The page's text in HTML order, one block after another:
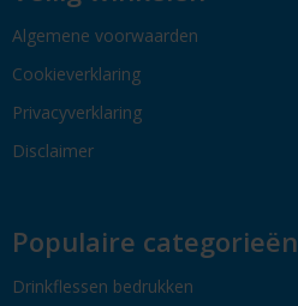
Algemene voorwaarden
Cookieverklaring
Privacyverklaring
Disclaimer
Populaire categorieën
Drinkflessen bedrukken